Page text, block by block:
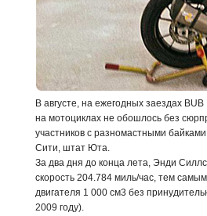
В августе, на ежегодных заездах
на мотоциклах не обошлось без
участников с разномастными
Сити, штат Юта.
За два дня до конца лета, Энди
скорость 204.784 миль/час, тем
двигателя 1 000 см3 без
2009 году).